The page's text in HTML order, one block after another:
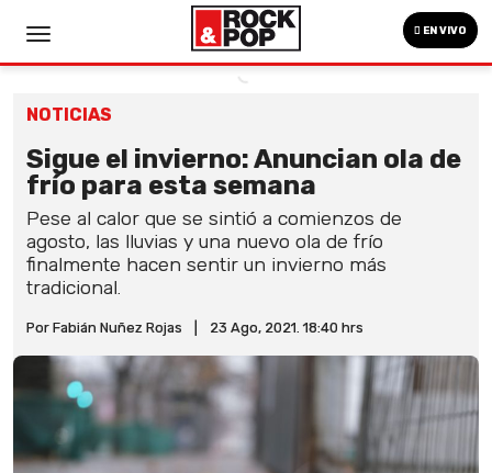
EN VIVO
NOTICIAS
Sigue el invierno: Anuncian ola de
frío para esta semana
Pese al calor que se sintió a comienzos de
agosto, las lluvias y una nuevo ola de frío
finalmente hacen sentir un invierno más
tradicional.
Por Fabián Nuñez Rojas 23 Ago, 2021. 18:40 hrs